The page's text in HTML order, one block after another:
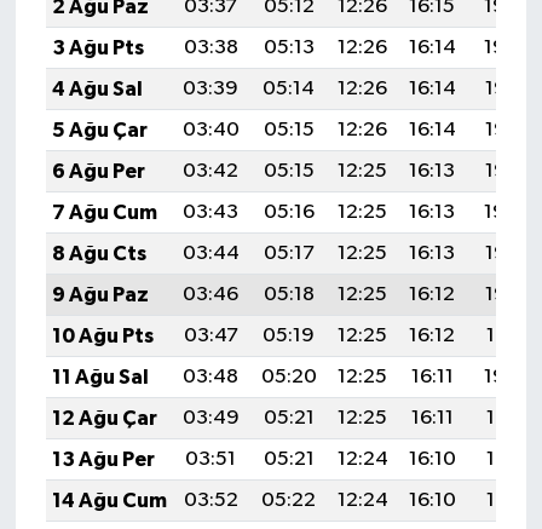
2 Ağu Paz
03:37 05:12 12:26 16:15
19:30
3 Ağu Pts
03:38 05:13 12:26 16:14
19:29
4 Ağu Sal
03:39 05:14 12:26 16:14
19:28
5 Ağu Çar
03:40 05:15 12:26 16:14
19:27
6 Ağu Per
03:42 05:15 12:25 16:13
19:26
7 Ağu Cum
03:43 05:16 12:25 16:13
19:24
8 Ağu Cts
03:44 05:17 12:25 16:13
19:23
9 Ağu Paz
03:46 05:18 12:25 16:12
19:22
10 Ağu Pts
03:47 05:19 12:25 16:12
19:21
11 Ağu Sal
03:48 05:20 12:25 16:11
19:20
12 Ağu Çar
03:49 05:21 12:25 16:11
19:19
13 Ağu Per
03:51 05:21 12:24 16:10
19:18
14 Ağu Cum
03:52 05:22 12:24 16:10
19:16